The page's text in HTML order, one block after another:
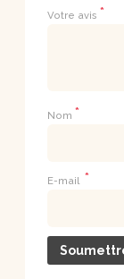
Votre avis *
Nom *
E-mail *